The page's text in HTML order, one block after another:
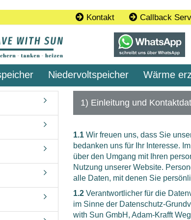
Kontakt Callback
Konto erstellen
Passwort
Niedervoltspeicher Wärme
Pakete
1) Einleitung und
1.1 Wir freuen uns, dass Sie
bedanken uns für Ihr Interesse.
über den Umgang mit Ihren
Nutzung unserer Website.
alle Daten, mit denen Sie
1.2 Verantwortlicher für die
im Sinne der Datenschutz-
with Sun GmbH, Adam-Krafft